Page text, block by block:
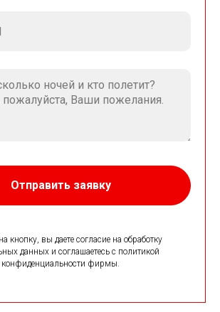
Отправить заявку
кнопку, вы даете согласие на обработку
данных и соглашаетесь c политикой
конфиденциальности фирмы.